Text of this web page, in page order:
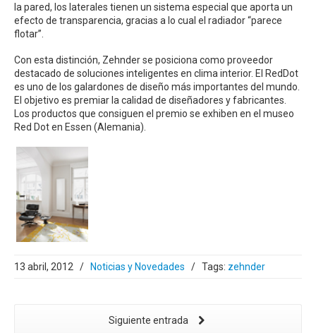
la pared, los laterales tienen un sistema especial que aporta un
efecto de transparencia, gracias a lo cual el radiador “parece
flotar”.
Con esta distinción, Zehnder se posiciona como proveedor
destacado de soluciones inteligentes en clima interior. El RedDot
es uno de los galardones de diseño más importantes del mundo.
El objetivo es premiar la calidad de diseñadores y fabricantes.
Los productos que consiguen el premio se exhiben en el museo
Red Dot en Essen (Alemania).
13 abril, 2012 / Noticias y Novedades / Tags: zehnder
Siguiente entrada